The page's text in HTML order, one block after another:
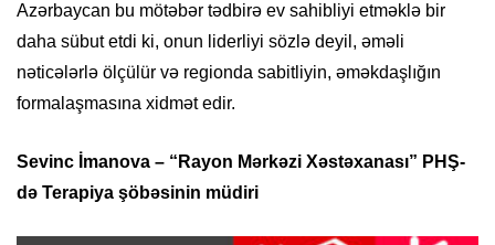
Azərbaycan bu mötəbər tədbirə ev sahibliyi etməklə bir
daha sübut etdi ki, onun liderliyi sözlə deyil, əməli
nəticələrlə ölçülür və regionda sabitliyin, əməkdaşlığın
formalaşmasına xidmət edir.
Sevinc İmanova – “Rayon Mərkəzi Xəstəxanası” PHŞ-
də Terapiya şöbəsinin müdiri